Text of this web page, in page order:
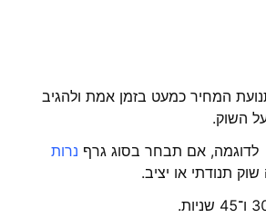
המחיר כמעט בזמן אמת ולהגיב
השוק.
נרות